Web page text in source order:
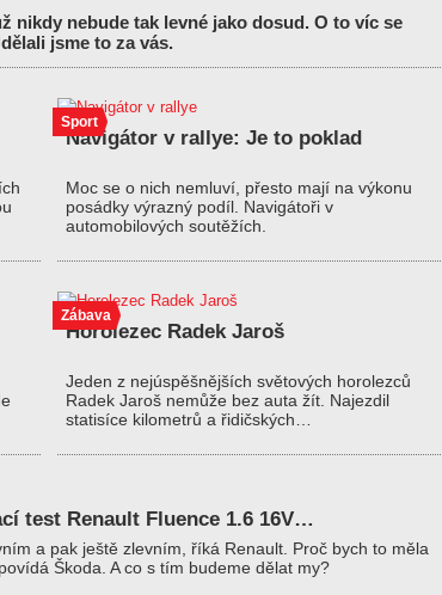
nikdy nebude tak levné jako dosud. O to víc se
jsme to za vás.
Sport
Navigátor v rallye: Je to poklad
Moc se o nich nemluví, přesto mají na výkonu
posádky výrazný podíl. Navigátoři v
automobilových soutěžích.
Zábava
Horolezec Radek Jaroš
Jeden z nejúspěšnějších světových horolezců
Radek Jaroš nemůže bez auta žít. Najezdil
statisíce kilometrů a řidičských…
test Renault Fluence 1.6 16V…
a pak ještě zlevním, říká Renault. Proč bych to měla
Škoda. A co s tím budeme dělat my?